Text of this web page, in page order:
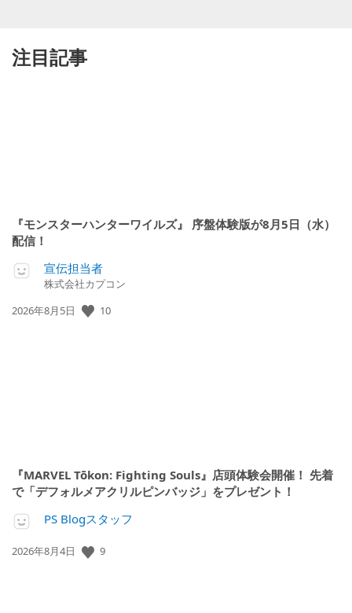
注目記事
『モンスターハンターワイルズ』 序盤体験版が8月5日（水）
配信！
宣伝担当者
株式会社カプコン
公
2026年8月5日 10
『MARVEL Tōkon: Fighting Souls』店頭体験会開催！ 先着
で「デフォルメアクリルピンバッジ」をプレゼント！
PS Blogスタッフ
公
2026年8月4日 9